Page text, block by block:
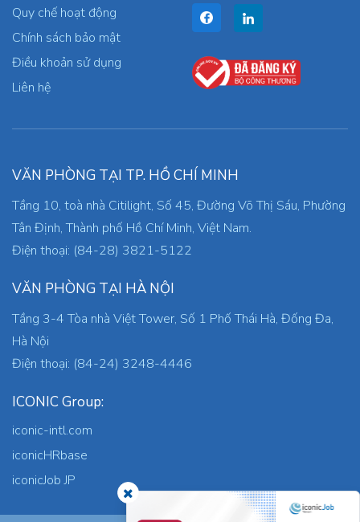
Quy chế hoạt động
Chính sách bảo mật
Điều khoản sử dụng
Liên hệ
VĂN PHÒNG TẠI TP. HỒ CHÍ MINH
Tầng 10, toà nhà Citilight, Số 45, Đường Võ Thị Sáu, Phường
Tân Định, Thành phố Hồ Chí Minh, Việt Nam.
Điện thoại: (84-28) 3821-5122
VĂN PHÒNG TẠI HÀ NỘI
Tầng 3-4 Tòa nhà Việt Tower, Số 1 Phố Thái Hà, Đống Đa,
Hà Nội
Điện thoại: (84-24) 3248-4446
ICONIC Group:
iconic-intl.com
iconicHRbase
iconicJob JP